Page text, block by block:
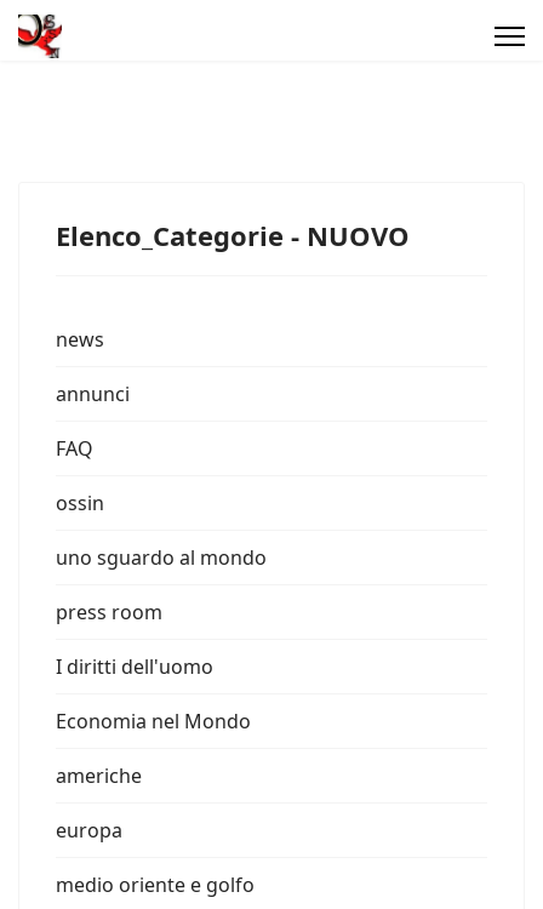
Elenco_Categorie - NUOVO
news
annunci
FAQ
ossin
uno sguardo al mondo
press room
I diritti dell'uomo
Economia nel Mondo
americhe
europa
medio oriente e golfo